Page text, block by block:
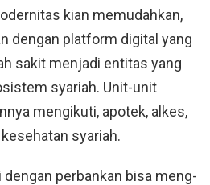
kian memudahkan,
dengan platform digital yang
sakit menjadi entitas yang
syariah. Unit-unit
mengikuti, apotek, alkes,
syariah.
perbankan bisa meng-